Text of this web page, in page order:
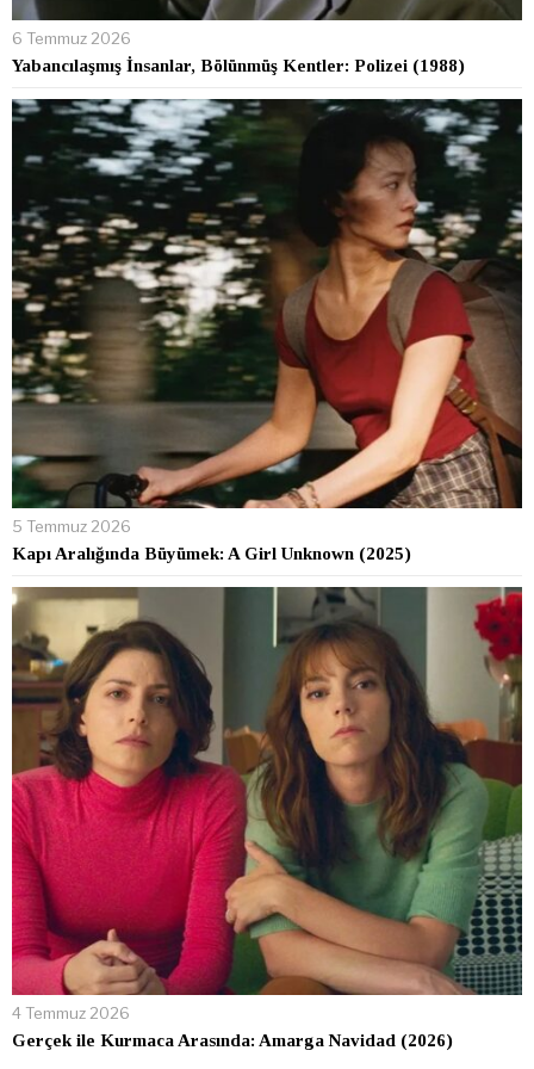
6 Temmuz 2026
Yabancılaşmış İnsanlar, Bölünmüş Kentler: Polizei (1988)
5 Temmuz 2026
Kapı Aralığında Büyümek: A Girl Unknown (2025)
4 Temmuz 2026
Gerçek ile Kurmaca Arasında: Amarga Navidad (2026)